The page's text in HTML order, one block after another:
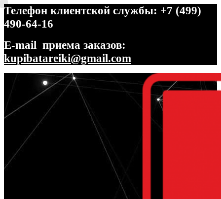
Телефон клиентской службы: +7 (499)
490-64-16
E-mail приема заказов:
kupibatareiki@gmail.com
Перейти
навигации
Перейти
содержимому